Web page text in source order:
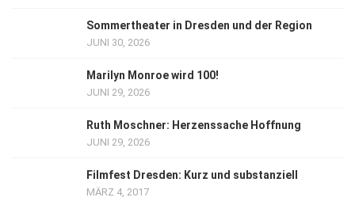
Sommertheater in Dresden und der Region
JUNI 30, 2026
Marilyn Monroe wird 100!
JUNI 29, 2026
Ruth Moschner: Herzenssache Hoffnung
JUNI 29, 2026
Filmfest Dresden: Kurz und substanziell
MÄRZ 4, 2017